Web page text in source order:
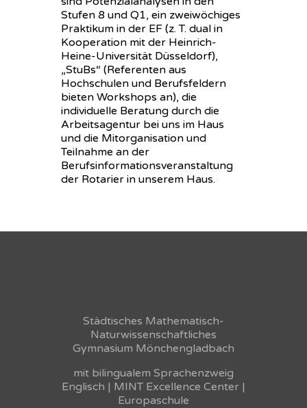
Stufen 8 und Q1, ein zweiwöchiges
Praktikum in der EF (z. T. dual in
Kooperation mit der Heinrich-
Heine-Universität Düsseldorf),
„StuBs“ (Referenten aus
Hochschulen und Berufsfeldern
bieten Workshops an), die
individuelle Beratung durch die
Arbeitsagentur bei uns im Haus
und die Mitorganisation und
Teilnahme an der
Berufsinformationsveranstaltung
der Rotarier in unserem Haus.
Städtisches Mathematisch-
Naturwissenschaftliches
Gymnasium Mönchengladbach
mit bilingualem Sprachenzweig
Englisch | MINT Excellence Center |
Europaschule